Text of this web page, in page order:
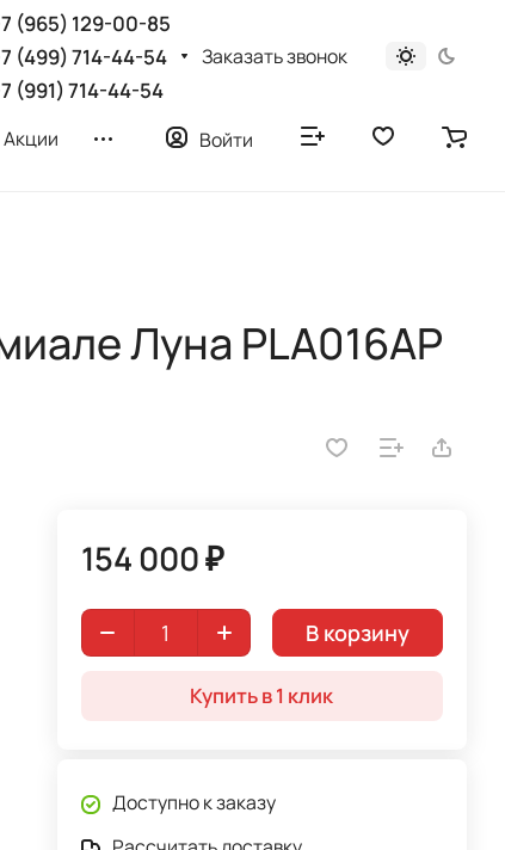
(965) 129-00-85
(499) 714-44-54
(991) 714-44-54
Заказать звонок
Акции Войти
Луна PLA016AP
154 000 ₽
В корзину
Купить в 1 клик
Доступно к заказу